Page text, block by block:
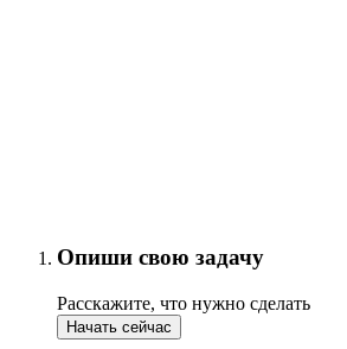
Опиши свою задачу
Расскажите, что нужно сделать
Начать сейчас